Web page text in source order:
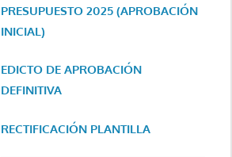
PRESUPUESTO 2025 (APROBACIÓN
INICIAL)
EDICTO DE APROBACIÓN
DEFINITIVA
RECTIFICACIÓN PLANTILLA